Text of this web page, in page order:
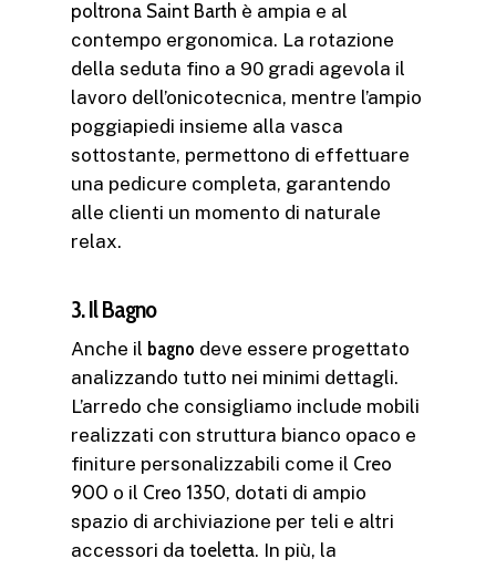
poltrona Saint Barth è ampia e al
contempo ergonomica. La rotazione
della seduta fino a 90 gradi agevola il
lavoro dell’onicotecnica, mentre l’ampio
poggiapiedi insieme alla vasca
sottostante, permettono di effettuare
una pedicure completa, garantendo
alle clienti un momento di naturale
relax.
3. Il Bagno
Anche il bagno deve essere progettato
analizzando tutto nei minimi dettagli.
L’arredo che consigliamo include mobili
realizzati con struttura bianco opaco e
finiture personalizzabili come il Creo
900 o il Creo 1350, dotati di ampio
spazio di archiviazione per teli e altri
accessori da toeletta. In più, la